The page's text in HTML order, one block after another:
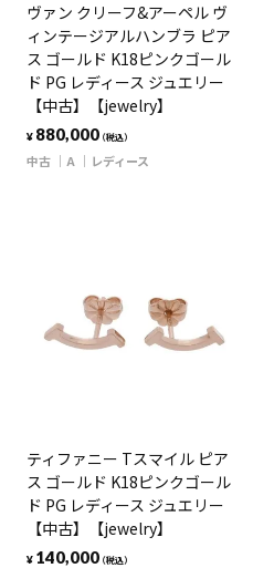
ヴァン クリーフ&アーペル ヴ
ィンテージアルハンブラ ピア
ス ゴールド K18ピンクゴール
ド PG レディース ジュエリー
【中古】【jewelry】
¥ 880,000（税込）
中古 A レディース
ティファニー Tスマイル ピア
ス ゴールド K18ピンクゴール
ド PG レディース ジュエリー
【中古】【jewelry】
¥ 140,000（税込）